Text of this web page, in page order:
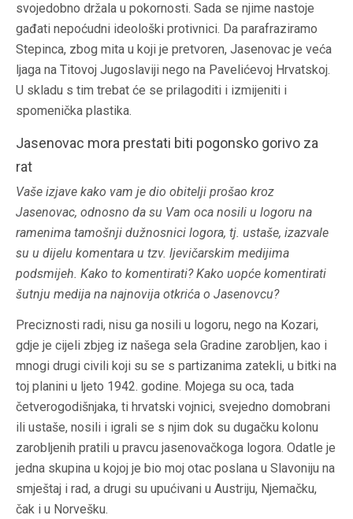
svojedobno držala u pokornosti. Sada se njime nastoje
gađati nepoćudni ideološki protivnici. Da parafraziramo
Stepinca, zbog mita u koji je pretvoren, Jasenovac je veća
ljaga na Titovoj Jugoslaviji nego na Pavelićevoj Hrvatskoj.
U skladu s tim trebat će se prilagoditi i izmijeniti i
spomenička plastika.
Jasenovac mora prestati biti pogonsko gorivo za
rat
Vaše izjave kako vam je dio obitelji prošao kroz
Jasenovac, odnosno da su Vam oca nosili u logoru na
ramenima tamošnji dužnosnici logora, tj. ustaše, izazvale
su u dijelu komentara u tzv. ljevičarskim medijima
podsmijeh. Kako to komentirati? Kako uopće komentirati
šutnju medija na najnovija otkrića o Jasenovcu?
Preciznosti radi, nisu ga nosili u logoru, nego na Kozari,
gdje je cijeli zbjeg iz našega sela Gradine zarobljen, kao i
mnogi drugi civili koji su se s partizanima zatekli, u bitki na
toj planini u ljeto 1942. godine. Mojega su oca, tada
četverogodišnjaka, ti hrvatski vojnici, svejedno domobrani
ili ustaše, nosili i igrali se s njim dok su dugačku kolonu
zarobljenih pratili u pravcu jasenovačkoga logora. Odatle je
jedna skupina u kojoj je bio moj otac poslana u Slavoniju na
smještaj i rad, a drugi su upućivani u Austriju, Njemačku,
čak i u Norvešku.